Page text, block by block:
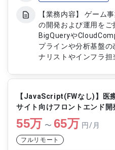
【業務内容】 ゲーム
の開発および運用をご
BigQueryや
プラインや分析基盤
ナリストやインフラ担
いただきます。また
DevOpsやインフラ
す。 【作業内容】 ・データ分析基盤およびデータ
パイプラインの開発運
用対応 ・データアナ
決支援 ・クラウド環
DevOps構築運用 ・
【JavaScript(FWなし)】医
サイト向けフロントエンド開
55万 〜 65万 円/月
フルリモート